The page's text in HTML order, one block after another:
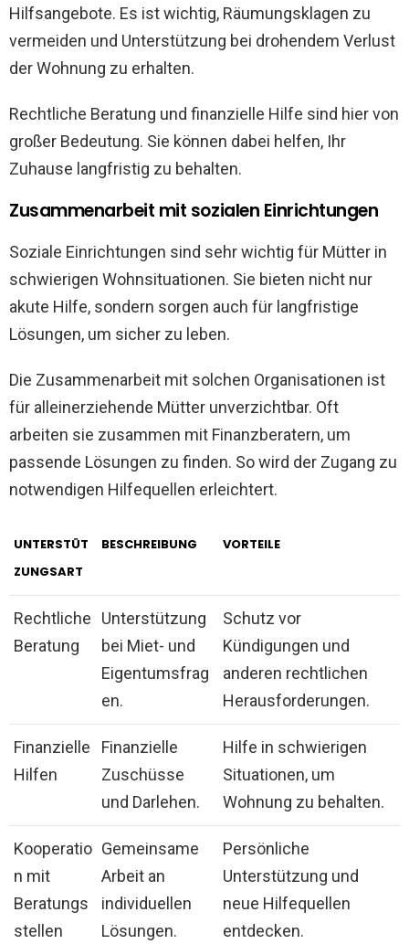
Hilfsangebote. Es ist wichtig, Räumungsklagen zu
vermeiden und Unterstützung bei drohendem Verlust
der Wohnung zu erhalten.
Rechtliche Beratung und finanzielle Hilfe sind hier von
großer Bedeutung. Sie können dabei helfen, Ihr
Zuhause langfristig zu behalten.
Zusammenarbeit mit sozialen Einrichtungen
Soziale Einrichtungen sind sehr wichtig für Mütter in
schwierigen Wohnsituationen. Sie bieten nicht nur
akute Hilfe, sondern sorgen auch für langfristige
Lösungen, um sicher zu leben.
Die Zusammenarbeit mit solchen Organisationen ist
für alleinerziehende Mütter unverzichtbar. Oft
arbeiten sie zusammen mit Finanzberatern, um
passende Lösungen zu finden. So wird der Zugang zu
notwendigen Hilfequellen erleichtert.
UNTERSTÜT
ZUNGSART
BESCHREIBUNG VORTEILE
Rechtliche
Beratung
Unterstützung
bei Miet- und
Eigentumsfrag
en.
Schutz vor
Kündigungen und
anderen rechtlichen
Herausforderungen.
Finanzielle
Hilfen
Finanzielle
Zuschüsse
und Darlehen.
Hilfe in schwierigen
Situationen, um
Wohnung zu behalten.
Kooperatio
n mit
Beratungs
stellen
Gemeinsame
Arbeit an
individuellen
Lösungen.
Persönliche
Unterstützung und
neue Hilfequellen
entdecken.